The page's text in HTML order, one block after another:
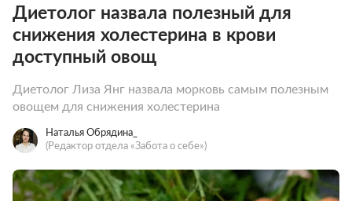
Диетолог назвала полезный для
снижения холестерина в крови
доступный овощ
Диетолог Лиза Янг назвала морковь самым полезным
овощем для снижения холестерина
Наталья Обрядина_
(Редактор отдела «Забота о себе»)